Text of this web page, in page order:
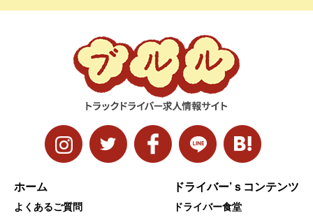
ホーム
よくあるご質問
ドライバー’ｓコンテンツ
ドライバー食堂